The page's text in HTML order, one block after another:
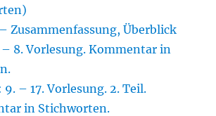
– Zusammenfassung, Überblick
– 8. Vorlesung. Kommentar in
9. – 17. Vorlesung. 2. Teil.
in Stichworten.